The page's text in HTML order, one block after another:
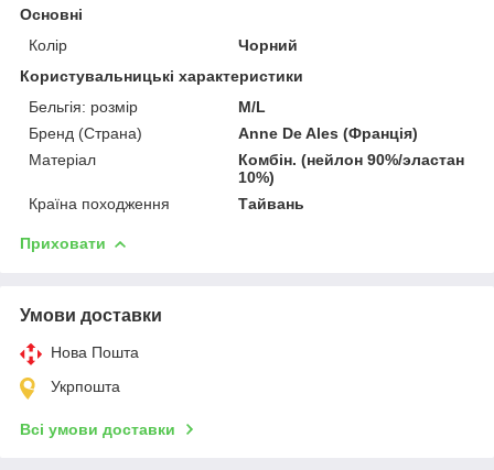
Основні
Колір
Чорний
Користувальницькі характеристики
Бельгія: розмір
M/L
Бренд (Страна)
Anne De Ales (Франція)
Матеріал
Комбін. (нейлон 90%/эластан
10%)
Країна походження
Тайвань
Приховати
Умови доставки
Нова Пошта
Укрпошта
Всі умови доставки